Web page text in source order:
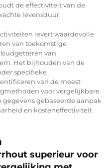
de effectiviteit van de
levensduur.
levert waardevolle
van toekomstige
van
Het bijhouden van de
specifieke
van de meest
voor vergelijkbare
gebaseerde aanpak
en kosteneffectiviteit
superieur voor